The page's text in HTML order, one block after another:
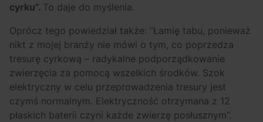
cyrku”. To daje do myślenia.
Oprócz tego powiedział także: “Łamię tabu, ponieważ
nikt z mojej branży nie mówi o tym, co poprzedza
tresurę cyrkową – radykalne podporządkowanie
zwierzęcia za pomocą wszelkich środków. Szok
elektryczny w celu przeprowadzenia tresury jest
czymś normalnym. Elektryczność otrzymana z 12
płaskich baterii czyni każde zwierzę posłusznym”.